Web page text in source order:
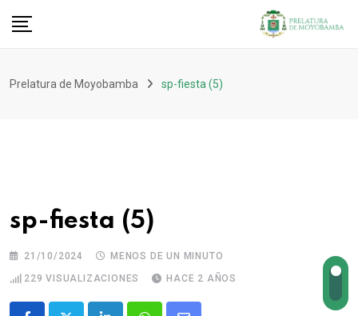
Prelatura de Moyobamba sp-fiesta (5)
sp-fiesta (5)
21/10/2024
MENOS DE UN MINUTO
229 VISUALIZACIONES HACE 2 AÑOS